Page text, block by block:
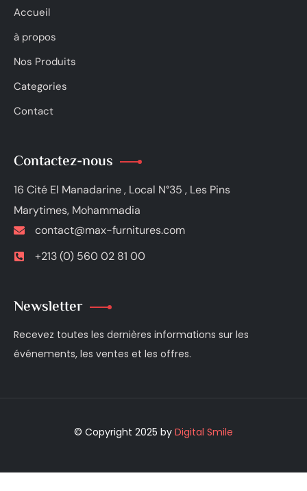
Accueil
à propos
Nos Produits
Categories
Contact
Contactez-nous
16 Cité El Manadarine , Local N°35 , Les Pins
Marytimes, Mohammadia
contact@max-furnitures.com
+213 (0) 560 02 81 00
Newsletter
Recevez toutes les dernières informations sur les
événements, les ventes et les offres.
© Copyright 2025 by Digital Smile